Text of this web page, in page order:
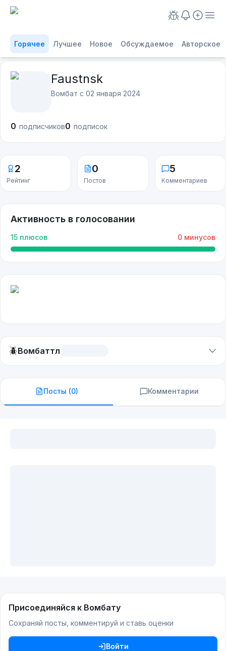
Горячее Лучшее Новое Обсуждаемое Авторское
Faustnsk
Вомбат с 02 января 2024
0 подписчиков0 подписок
2
Рейтинг
0
Постов
5
Комментариев
Активность в голосовании
15 плюсов 0 минусов
🪲Вомбаттл
Посты (0) Комментарии
Присоединяйся к Вомбату
Сохраняй посты, комментируй и ставь оценки
Войти